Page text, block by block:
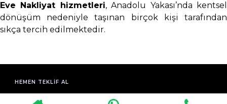
Eve Nakliyat hizmetleri, Anadolu Yakası’nda kentsel
dönüşüm nedeniyle taşınan birçok kişi tarafından
sıkça tercih edilmektedir.
HEMEN TEKLIF AL